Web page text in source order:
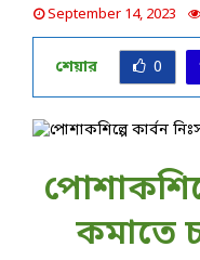
September 14, 2023
শেয়ার 0
কমাতে